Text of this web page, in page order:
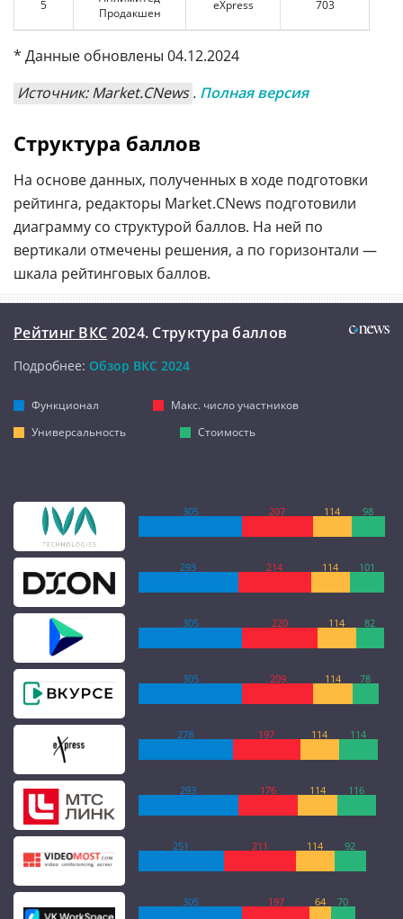
5
Продакшен
eXpress 703
* Данные обновлены 04.12.2024
Источник: Market.CNews . Полная версия
Структура баллов
На основе данных, полученных в ходе подготовки
рейтинга, редакторы Market.CNews подготовили
диаграмму со структурой баллов. На ней по
вертикали отмечены решения, а по горизонтали —
шкала рейтинговых баллов.
Рейтинг ВКС 2024. Структура баллов
Подробнее: Обзор ВКС 2024
Функционал
Макс. число участников
Универсальность
Стоимость
305 207 114 98
293 214 114 101
305 220 114 82
305 209 114 78
278 197 114 114
293 176 114 116
251 211 114 92
305 197 64 70